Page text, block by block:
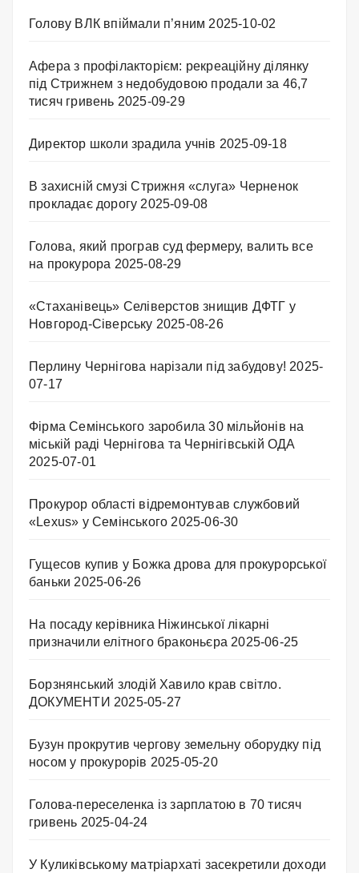
Голову ВЛК впіймали п’яним 2025-10-02
Афера з профілакторієм: рекреаційну ділянку
під Стрижнем з недобудовою продали за 46,7
тисяч гривень 2025-09-29
Директор школи зрадила учнів 2025-09-18
В захисній смузі Стрижня «слуга» Черненок
прокладає дорогу 2025-09-08
Голова, який програв суд фермеру, валить все
на прокурора 2025-08-29
«Стаханівець» Селіверстов знищив ДФТГ у
Новгород-Сіверську 2025-08-26
Перлину Чернігова нарізали під забудову! 2025-
07-17
Фірма Семінського заробила 30 мільйонів на
міській раді Чернігова та Чернігівській ОДА
2025-07-01
Прокурор області відремонтував службовий
«Lexus» у Семінського 2025-06-30
Гущесов купив у Божка дрова для прокурорської
баньки 2025-06-26
На посаду керівника Ніжинської лікарні
призначили елітного браконьєра 2025-06-25
Борзнянський злодій Хавило крав світло.
ДОКУМЕНТИ 2025-05-27
Бузун прокрутив чергову земельну оборудку під
носом у прокурорів 2025-05-20
Голова-переселенка із зарплатою в 70 тисяч
гривень 2025-04-24
У Куликівському матріархаті засекретили доходи